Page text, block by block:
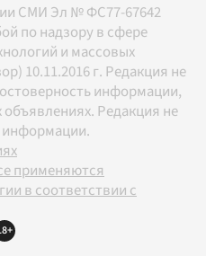
СМИ Эл № ФС77-67642
по надзору в сфере
и массовых
10.11.2016 г. Редакция не
информации,
Редакция не
информации.
применяются
в соответствии с